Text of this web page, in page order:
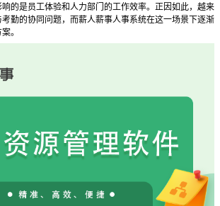
的是员工体验和人力部门的工作效率。正因如此，越来
勤的协同问题，而薪人薪事人事系统在这一场景下逐渐
。